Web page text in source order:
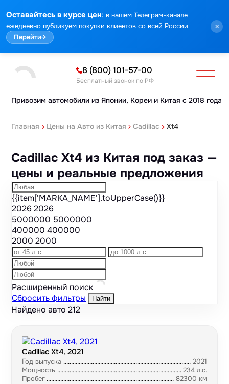
Оставайтесь в курсе цен: в нашем Телеграм-канале
ежедневно публикуем покупки клиентов со всей России
Перейти→
×
Привозим автомобили из Японии, Кореи и Китая с 2018 года
8 (800) 101-57-00
Бесплатный звонок по РФ
Главная Цены на Авто из Китая Cadillac Xt4
Cadillac Xt4 из Китая под заказ —
цены и реальные предложения
{{item['MARKA_NAME'].toUpperCase()}}
20262026
5000000 5000000
400000400000
20002000
Расширенный поиск
Сбросить фильтры
Найти
Найдено авто212
Cadillac Xt4, 2021
Год выпуска
2021
Мощность
234 л.с.
Пробег
82300 км